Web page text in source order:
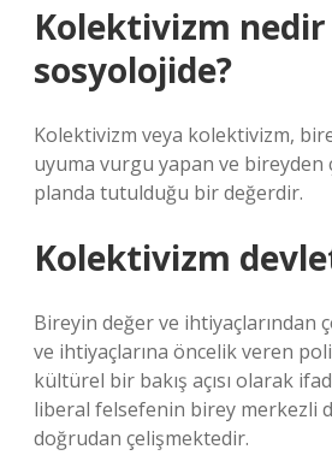
Kolektivizm nedir
sosyolojide?
Kolektivizm veya kolektivizm,
uyuma vurgu yapan ve
planda tutulduğu bir değerdir.
Kolektivizm
Bireyin değer ve ihtiyaçlarından
ve ihtiyaçlarına öncelik veren
kültürel bir bakış açısı olarak
liberal felsefenin birey merkezli
doğrudan çelişmektedir.